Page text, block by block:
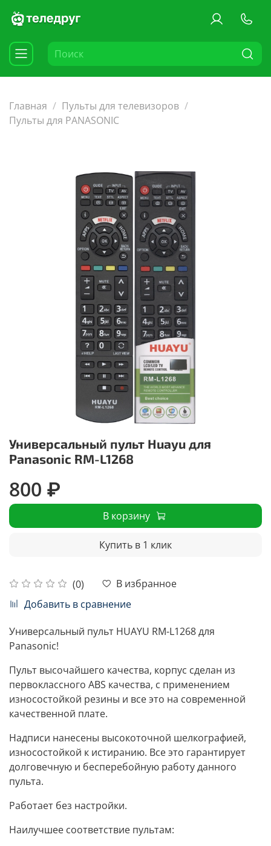
Главная
Пульты для телевизоров
Пульты для PANASONIC
Универсальный пульт Huayu для
Panasonic RM-L1268
(0)
В избранное
Добавить в сравнение
800 ₽
В корзину
Купить в 1 клик
Универсальный пульт HUAYU RM-L1268 для
Panasonic!
Пульт высочайшего качества, корпус сделан из
первоклассного ABS качества, с применением
износостойкой резины и все это на современной
качественной плате.
Надписи нанесены высокоточной шелкографией,
износостойкой к истиранию. Все это гарантирует
долговечную и бесперебойную работу данного
пульта.
Работает без настройки.
Наилучшее соответствие пультам: